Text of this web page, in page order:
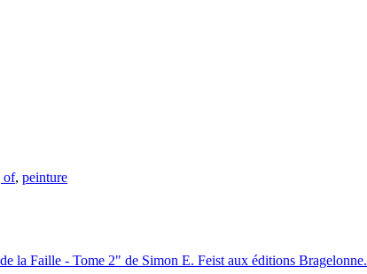
of, peinture
la Faille - Tome 2" de Simon E. Feist aux éditions Bragelonne.